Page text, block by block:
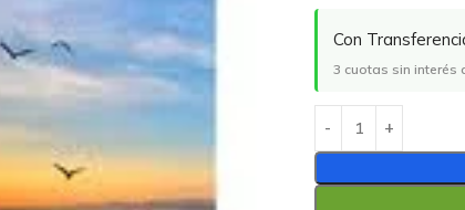
Con
3 cuotas sin interés